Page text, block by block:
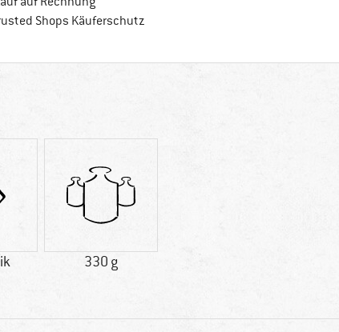
Shops KäuferschutzFinde alle Infos hier!
330 g